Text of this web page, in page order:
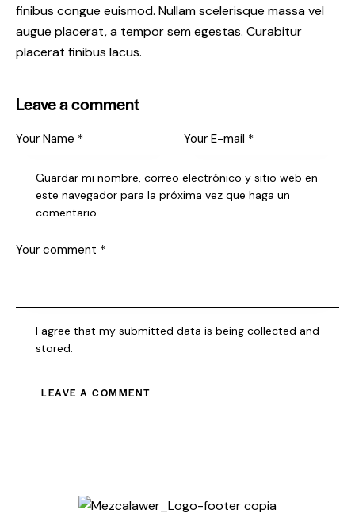
finibus congue euismod. Nullam scelerisque massa vel
augue placerat, a tempor sem egestas. Curabitur
placerat finibus lacus.
Leave a comment
Guardar mi nombre, correo electrónico y sitio web en
este navegador para la próxima vez que haga un
comentario.
I agree that my submitted data is being collected and
stored.